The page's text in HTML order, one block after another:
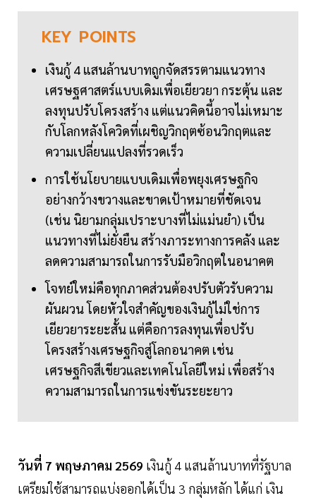
KEY POINTS
เงินกู้ 4 แสนล้านบาทถูกจัดสรรตามแนวทาง
เศรษฐศาสตร์แบบเดิมเพื่อเยียวยา กระตุ้น และ
ลงทุนปรับโครงสร้าง แต่แนวคิดนี้อาจไม่เหมาะ
กับโลกหลังโควิดที่เผชิญวิกฤตซ้อนวิกฤตและ
ความเปลี่ยนแปลงที่รวดเร็ว
การใช้นโยบายแบบเดิมเพื่อพยุงเศรษฐกิจ
อย่างกว้างขวางและขาดเป้าหมายที่ชัดเจน
(เช่น นิยามกลุ่มเปราะบางที่ไม่แม่นยำ) เป็น
แนวทางที่ไม่ยั่งยืน สร้างภาระทางการคลัง และ
ลดความสามารถในการรับมือวิกฤตในอนาคต
โจทย์ใหม่คือทุกภาคส่วนต้องปรับตัวรับความ
ผันผวน โดยหัวใจสำคัญของเงินกู้ไม่ใช่การ
เยียวยาระยะสั้น แต่คือการลงทุนเพื่อปรับ
โครงสร้างเศรษฐกิจสู่โลกอนาคต เช่น
เศรษฐกิจสีเขียวและเทคโนโลยีใหม่ เพื่อสร้าง
ความสามารถในการแข่งขันระยะยาว
วันที่ 7 พฤษภาคม 2569 เงินกู้ 4 แสนล้านบาทที่รัฐบาล
เตรียมใช้สามารถแบ่งออกได้เป็น 3 กลุ่มหลัก ได้แก่ เงิน